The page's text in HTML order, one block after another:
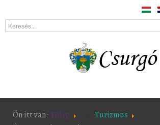
Ön itt van: Főlap
Turizmus